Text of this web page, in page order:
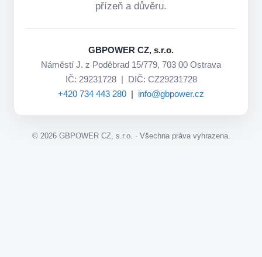
přízeň a důvěru.
GBPOWER CZ, s.r.o.
Náměstí J. z Poděbrad 15/779, 703 00 Ostrava
IČ: 29231728 | DIČ: CZ29231728
+420 734 443 280 | info@gbpower.cz
© 2026GBPOWER CZ, s.r.o. · Všechna práva vyhrazena.